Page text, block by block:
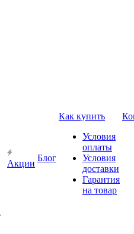
Акции
Блог
Как купить
Условия
оплаты
Условия
доставки
Гарантия
на товар